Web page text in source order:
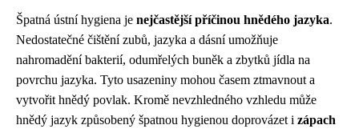
Špatná ústní hygiena je nejčastější příčinou hnědého jazyka.
Nedostatečné čištění zubů, jazyka a dásní umožňuje
nahromadění bakterií, odumřelých buněk a zbytků jídla na
povrchu jazyka. Tyto usazeniny mohou časem ztmavnout a
vytvořit hnědý povlak. Kromě nevzhledného vzhledu může
hnědý jazyk způsobený špatnou hygienou doprovázet i zápach